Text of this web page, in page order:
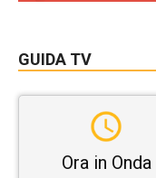
GUIDA TV
Ora in Onda